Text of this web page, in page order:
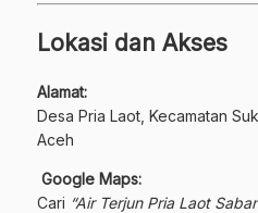
Lokasi dan Akses
Alamat:
Desa Pria Laot, Kecamatan
Aceh
Google Maps:
Cari “Air Terjun Pria Laot